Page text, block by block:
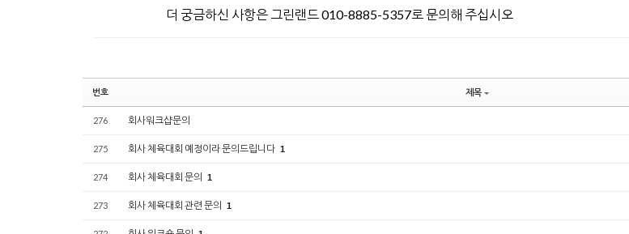
더 궁금하신 사항은 그린랜드 010-8885-5357로 문의해 주십시오
번호 제목
276 회사워크샵문의
275 회사 체육대회 예정이라 문의드립니다 1
274 회사 체육대회 문의 1
273 회사 체육대회 관련 문의 1